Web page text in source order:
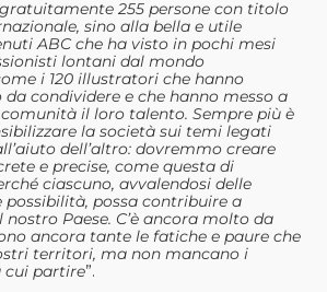
255 persone con titolo
sino alla bella e utile
ABC che ha visto in pochi mesi
lontani dal mondo
i 120 illustratori che hanno
condividere e che hanno messo a
il loro talento. Sempre più è
la società sui temi legati
dell’altro: dovremmo creare
e precise, come questa di
ciascuno, avvalendosi delle
possibilità, possa contribuire a
Paese. C’è ancora molto da
ancora tante le fatiche e paure che
territori, ma non mancano i
cui partire”.